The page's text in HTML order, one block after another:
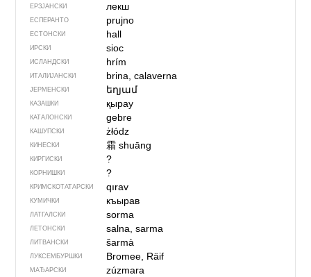
ЕРЗЈАНСКИ лекш
ЕСПЕРАНТО prujno
ЕСТОНСКИ hall
ИРСКИ sioc
ИСЛАНДСКИ hrím
ИТАЛИЈАНСКИ brina, calaverna
ЈЕРМЕНСКИ եղյամ
КАЗАШКИ қырау
КАТАЛОНСКИ gebre
КАШУПСКИ żłódz
КИНЕСКИ 霜shuāng
КИРГИСКИ ?
КОРНИШКИ ?
КРИМСКОТАТАРСКИ qırav
КУМИЧКИ къырав
ЛАТГАЛСКИ sorma
ЛЕТОНСКИ salna, sarma
ЛИТВАНСКИ šarmà
ЛУКСЕМБУРШКИ Bromee, Räif
МАЂАРСКИ zúzmara